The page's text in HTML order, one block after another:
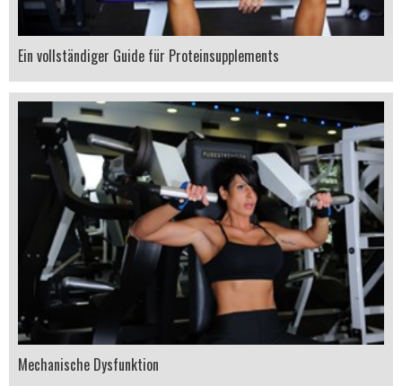
Ein vollständiger Guide für Proteinsupplements
Mechanische Dysfunktion